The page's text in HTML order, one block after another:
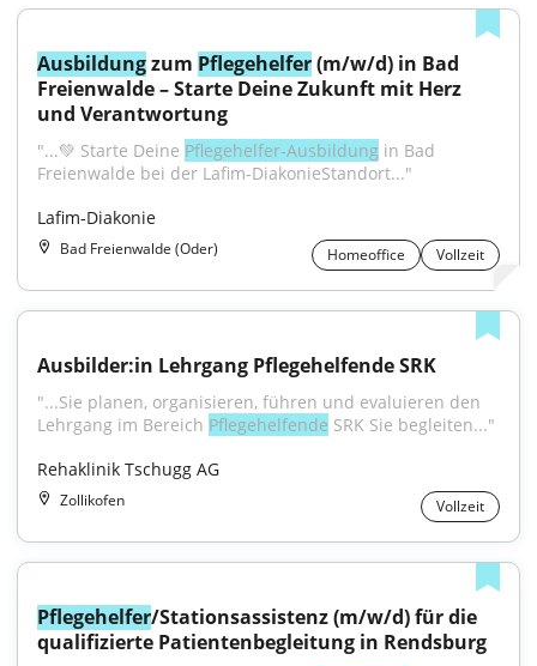
Ausbildung zum Pflegehelfer (m/w/d) in Bad
Freienwalde – Starte Deine Zukunft mit Herz
und Verantwortung
"...💚 Starte Deine Pflegehelfer-Ausbildung in Bad
Freienwalde bei der Lafim-DiakonieStandort..."
Lafim-Diakonie
Bad Freienwalde (Oder) Homeoffice Vollzeit
Ausbilder:in Lehrgang Pflegehelfende SRK
"...Sie planen, organisieren, führen und evaluieren den
Lehrgang im Bereich Pflegehelfende SRK Sie begleiten..."
Rehaklinik Tschugg AG
Zollikofen Vollzeit
Pflegehelfer/Stationsassistenz (m/w/d) für die
qualifizierte Patientenbegleitung in Rendsburg